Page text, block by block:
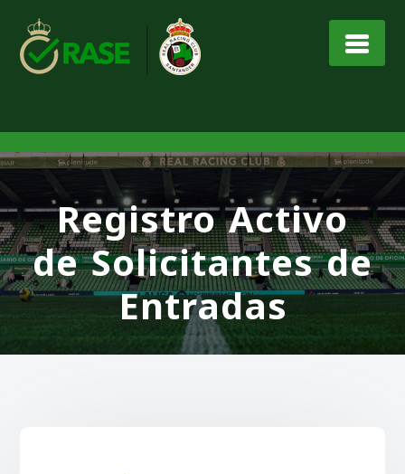
contenido
Registro Activo
de Solicitantes de
Entradas